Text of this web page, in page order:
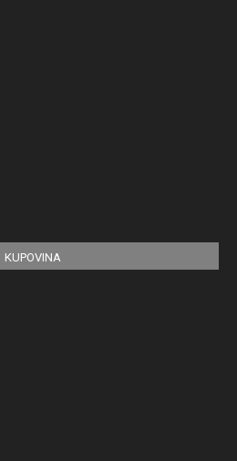
KUPOVINA